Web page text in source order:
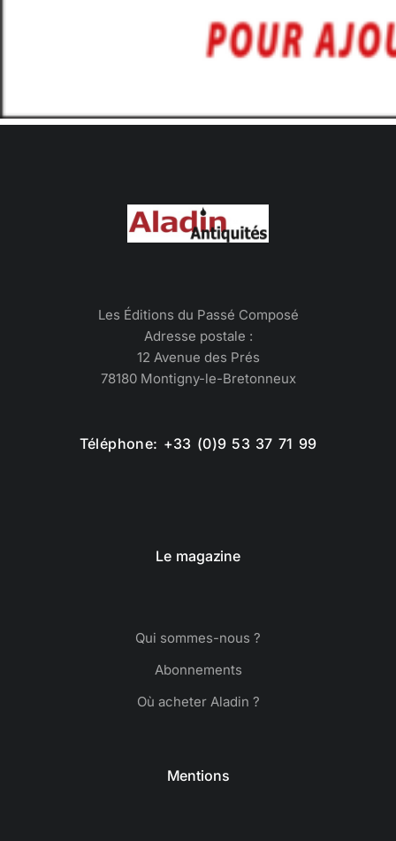
Les Éditions du Passé Composé
Adresse postale :
12 Avenue des Prés
78180 Montigny-le-Bretonneux
Téléphone: +33 (0)9 53 37 71 99
Le magazine
Qui sommes-nous ?
Abonnements
Où acheter Aladin ?
Mentions